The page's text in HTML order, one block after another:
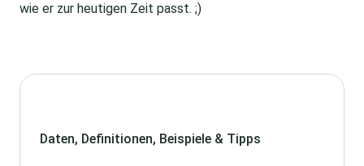
wie er zur heutigen Zeit passt. ;)
Daten, Definitionen, Beispiele & Tipps